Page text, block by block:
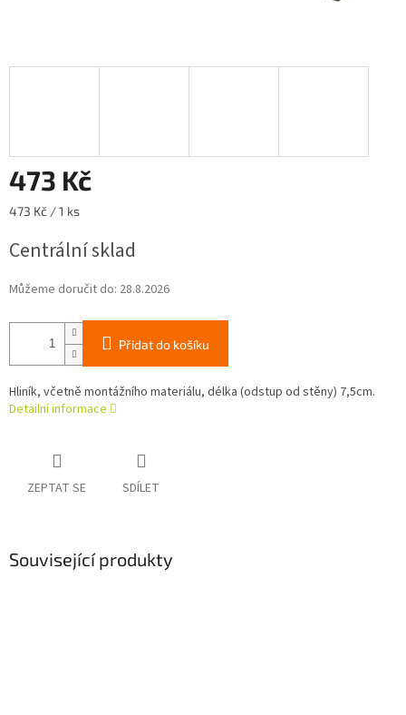
473 Kč
Měrná
473 Kč / 1 ks
Centrální sklad
Můžeme doručit do: 28.8.2026
Přidat do košíku
Hliník, včetně montážního materiálu, délka (odstup od stěny) 7,5cm.
Detailní informace
ZEPTAT SE SDÍLET
Související produkty